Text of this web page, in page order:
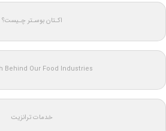
اکـتان بوسـتر چـیست؟
Behind Our Food Industries
خدمات ترانزیت